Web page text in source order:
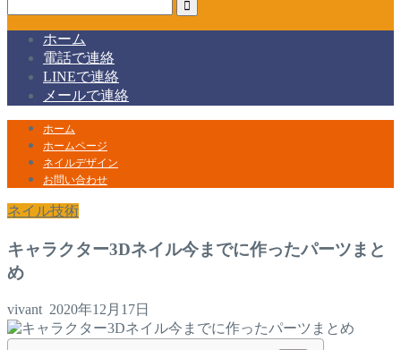
ホーム
電話で連絡
LINEで連絡
メールで連絡
ホーム
ホームページ
ネイルデザイン
お問い合わせ
ネイル技術
キャラクター3Dネイル今までに作ったパーツまと
め
vivant 2020年12月17日